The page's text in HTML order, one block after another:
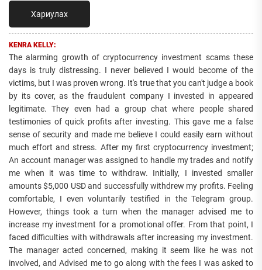
Хариулах
KENRA KELLY:
The alarming growth of cryptocurrency investment scams these
days is truly distressing. I never believed I would become of the
victims, but I was proven wrong. It's true that you can't judge a book
by its cover, as the fraudulent company I invested in appeared
legitimate. They even had a group chat where people shared
testimonies of quick profits after investing. This gave me a false
sense of security and made me believe I could easily earn without
much effort and stress. After my first cryptocurrency investment;
An account manager was assigned to handle my trades and notify
me when it was time to withdraw. Initially, I invested smaller
amounts $5,000 USD and successfully withdrew my profits. Feeling
comfortable, I even voluntarily testified in the Telegram group.
However, things took a turn when the manager advised me to
increase my investment for a promotional offer. From that point, I
faced difficulties with withdrawals after increasing my investment.
The manager acted concerned, making it seem like he was not
involved, and Advised me to go along with the fees I was asked to